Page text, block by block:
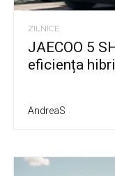
ZILNICE
JAECOO 5
eficiența
AndreaS